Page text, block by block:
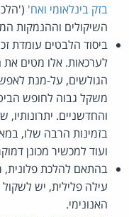
בזק בינלאומי ואח'
השיקולים וההנמקות
ביסוד הלבטים עומדת
לערכאות. אלו מטים
הגולשים, על-מנת
משקל גבוה לחופש
והחדשניים.
בזמינות הרבה שלו,
ועוד למכשיר מכונן
בהתאם להלכת פלונית,
עילה פלילית, יש
האנונימי.